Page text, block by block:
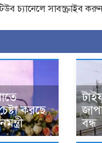
চ্যানেলে সাবস্ক্রাইব
করছে
বন্ধ